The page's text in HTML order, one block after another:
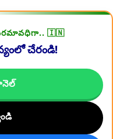
🇮🇳
చేరండి!